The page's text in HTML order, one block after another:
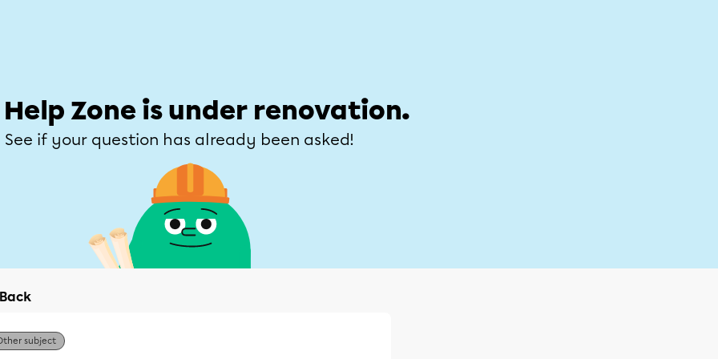
Help Zone is under renovation.
See if your question has already been asked!
Back
subject